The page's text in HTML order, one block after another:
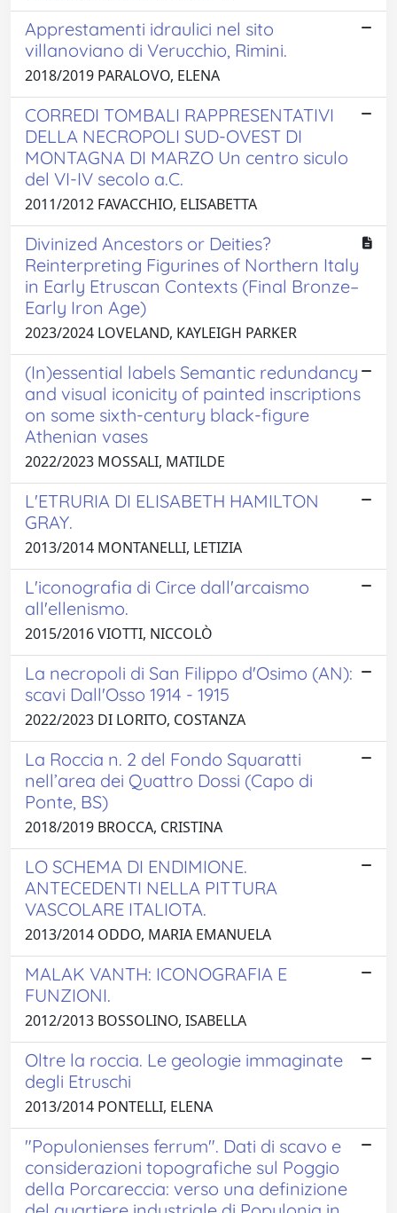
Apprestamenti idraulici nel sito
villanoviano di Verucchio, Rimini.
2018/2019 PARALOVO, ELENA
CORREDI TOMBALI RAPPRESENTATIVI
DELLA NECROPOLI SUD-OVEST DI
MONTAGNA DI MARZO Un centro siculo
del VI-IV secolo a.C.
2011/2012 FAVACCHIO, ELISABETTA
Divinized Ancestors or Deities?
Reinterpreting Figurines of Northern Italy
in Early Etruscan Contexts (Final Bronze–
Early Iron Age)
2023/2024 LOVELAND, KAYLEIGH PARKER
(In)essential labels Semantic redundancy
and visual iconicity of painted inscriptions
on some sixth-century black-figure
Athenian vases
2022/2023 MOSSALI, MATILDE
L'ETRURIA DI ELISABETH HAMILTON
GRAY.
2013/2014 MONTANELLI, LETIZIA
L'iconografia di Circe dall'arcaismo
all'ellenismo.
2015/2016 VIOTTI, NICCOLÒ
La necropoli di San Filippo d'Osimo (AN):
scavi Dall'Osso 1914 - 1915
2022/2023 DI LORITO, COSTANZA
La Roccia n. 2 del Fondo Squaratti
nell’area dei Quattro Dossi (Capo di
Ponte, BS)
2018/2019 BROCCA, CRISTINA
LO SCHEMA DI ENDIMIONE.
ANTECEDENTI NELLA PITTURA
VASCOLARE ITALIOTA.
2013/2014 ODDO, MARIA EMANUELA
MALAK VANTH: ICONOGRAFIA E
FUNZIONI.
2012/2013 BOSSOLINO, ISABELLA
Oltre la roccia. Le geologie immaginate
degli Etruschi
2013/2014 PONTELLI, ELENA
"Populonienses ferrum". Dati di scavo e
considerazioni topografiche sul Poggio
della Porcareccia: verso una definizione